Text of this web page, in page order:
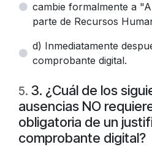
cambie formalmente a
parte de Recursos
d) Inmediatamente
comprobante digital.
5. 3. ¿Cuál de los
ausencias NO
obligatoria de un
comprobante digital?